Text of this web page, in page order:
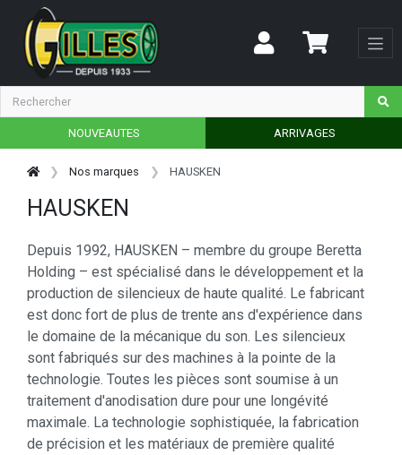
NOUVEAUTES ARRIVAGES
Nos marques HAUSKEN
HAUSKEN
Depuis 1992, HAUSKEN – membre du groupe Beretta
Holding – est spécialisé dans le développement et la
production de silencieux de haute qualité. Le fabricant
est donc fort de plus de trente ans d'expérience dans
le domaine de la mécanique du son. Les silencieux
sont fabriqués sur des machines à la pointe de la
technologie. Toutes les pièces sont soumise à un
traitement d'anodisation dure pour une longévité
maximale. La technologie sophistiquée, la fabrication
de précision et les matériaux de première qualité